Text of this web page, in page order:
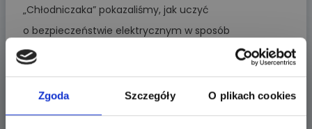
Zgoda Szczegóły O plikach cookies
„Chłodniczaka” pokazaliśmy, jak uczyć
o bezpieczeństwie elektrycznym w sposób
angażujący, nowoczesny i naprawdę skuteczny.
Piotr Bibik Więcej